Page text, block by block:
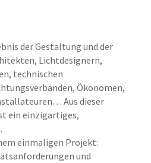
der Gestaltung und der
Lichtdesignern,
technischen
Ökonomen,
Aus dieser
ein einzigartiges,
einmaligen Projekt:
und